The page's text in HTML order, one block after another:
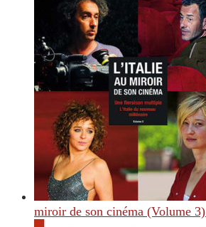
miroir de son cinéma (Volume 3)